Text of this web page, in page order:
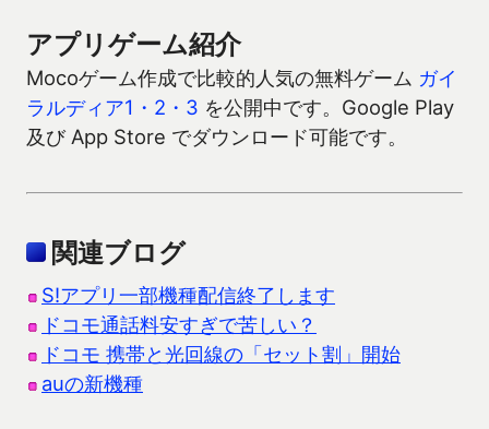
アプリゲーム紹介
Mocoゲーム作成で比較的人気の無料ゲーム ガイ
ラルディア1・2・3 を公開中です。Google Play
及び App Store でダウンロード可能です。
関連ブログ
S!アプリ一部機種配信終了します
ドコモ通話料安すぎで苦しい？
ドコモ 携帯と光回線の「セット割」開始
auの新機種